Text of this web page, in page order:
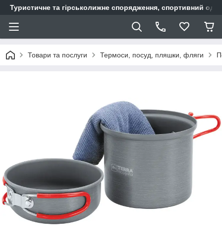
Туристичне та гірськолижне спорядження, спортивний
Товари та послуги Термоси, посуд, пляшки, фляги